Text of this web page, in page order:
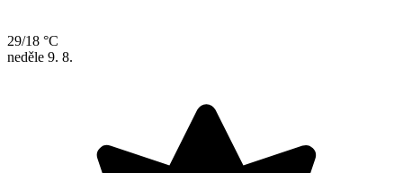
29/18 °C
neděle 9. 8.